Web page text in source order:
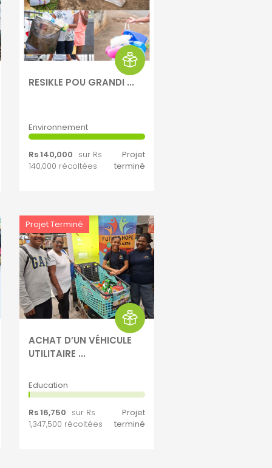
RESIKLE POU GRANDI ...
Environnement
Rs 140,000 sur Rs
140,000 récoltées
Projet
terminé
Projet Terminé
ACHAT D’UN VÉHICULE
UTILITAIRE ...
Education
Rs 16,750 sur Rs
1,347,500 récoltées
Projet
terminé